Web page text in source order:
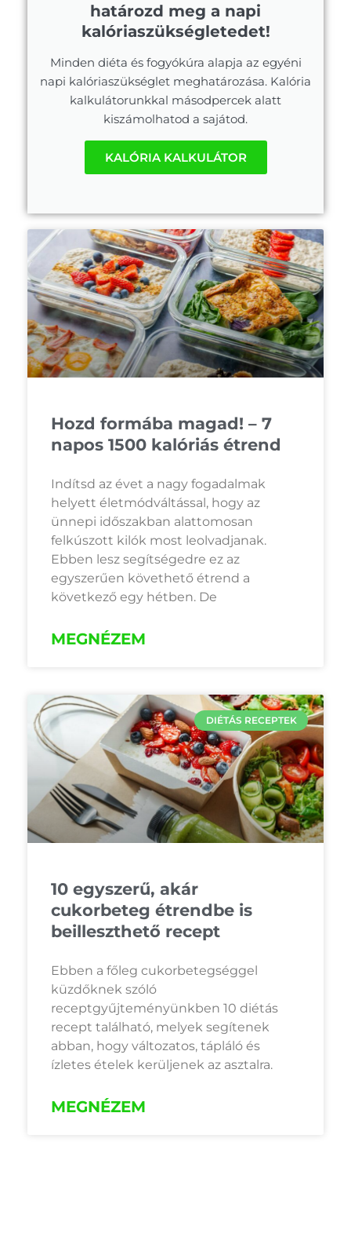
határozd meg a napi
kalóriaszükségletedet!
Minden diéta és fogyókúra alapja az egyéni
napi kalóriaszükséglet meghatározása. Kalória
kalkulátorunkkal másodpercek alatt
kiszámolhatod a sajátod.
KALÓRIA KALKULÁTOR
Hozd formába magad! – 7
napos 1500 kalóriás étrend
Indítsd az évet a nagy fogadalmak
helyett életmódváltással, hogy az
ünnepi időszakban alattomosan
felkúszott kilók most leolvadjanak.
Ebben lesz segítségedre ez az
egyszerűen követhető étrend a
következő egy hétben. De
MEGNÉZEM
DIÉTÁS RECEPTEK
10 egyszerű, akár
cukorbeteg étrendbe is
beilleszthető recept
Ebben a főleg cukorbetegséggel
küzdőknek szóló
receptgyűjteményünkben 10 diétás
recept található, melyek segítenek
abban, hogy változatos, tápláló és
ízletes ételek kerüljenek az asztalra.
MEGNÉZEM